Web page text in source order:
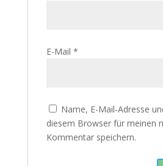
E-Mail *
Name, E-Mail-Adresse
diesem Browser für meinen
Kommentar speichern.